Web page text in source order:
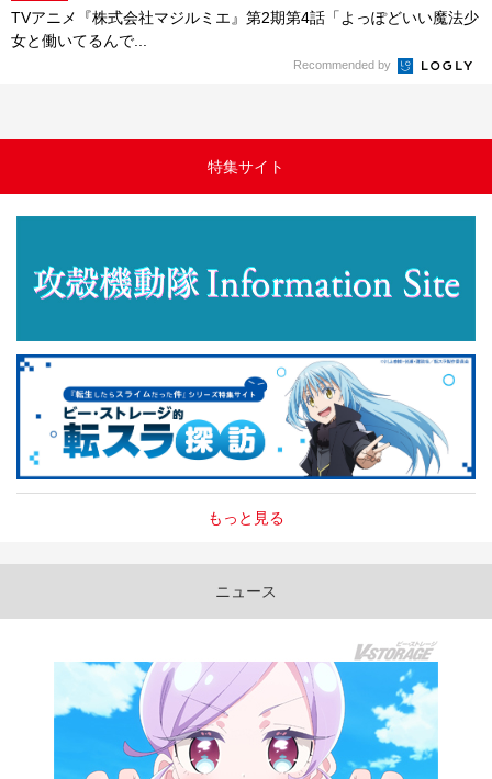
TVアニメ『株式会社マジルミエ』第2期第4話「よっぽどいい魔法少
女と働いてるんで...
Recommended by
特集サイト
もっと見る
ニュース